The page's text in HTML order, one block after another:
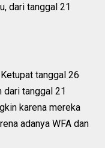
dari tanggal 21
tanggal 26
dari tanggal 21
karena mereka
adanya WFA dan